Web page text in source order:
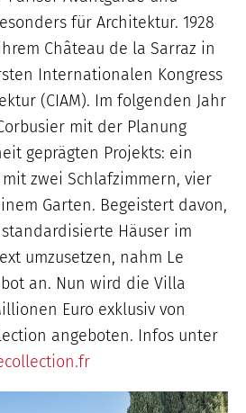
für Architektur. 1928
Château de la Sarraz in
Internationalen Kongress
(CIAM). Im folgenden Jahr
mit der Planung
geprägten Projekts: ein
zwei Schlafzimmern, vier
Garten. Begeistert davon,
Häuser im
umzusetzen, nahm Le
an. Nun wird die Villa
Euro exklusiv von
angeboten. Infos unter